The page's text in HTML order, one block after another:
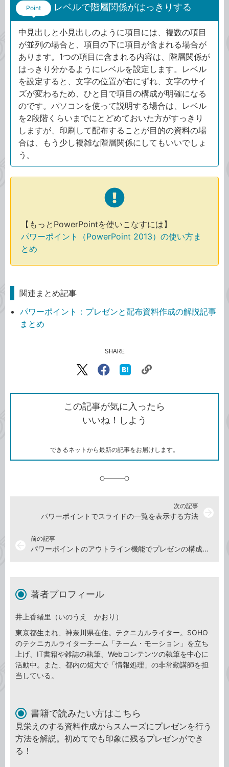
Point レベルで階層関係がはっきりする
中見出しと小見出しのように項目には、複数の項目
が並列の場合と、項目の下に項目が含まれる場合が
あります。1つの項目に含まれる内容は、階層関係が
はっきり分かるようにレベルを設定します。レベル
を設定すると、文字の位置が右にずれ、文字のサイ
ズが変わるため、ひと目で項目の構成が明確になる
のです。パソコンを使って説明する場合は、レベル
を2段階くらいまでにとどめておいた方がすっきり
しますが、印刷して配布することが目的の資料の場
合は、もう少し複雑な階層関係にしてもいいでしょ
う。
【もっとPowerPointを使いこなすには】
パワーポイント（PowerPoint 2013）の使い方ま
とめ
関連まとめ記事
パワーポイント：プレゼンと配布資料作成の解説記事
まとめ
SHARE
X（旧
で
シ
ェ
ア
Facebook
シ
ェ
ア
な
ッ
ク
ク
ク
を
コ
この記事が気に入ったら
いいね！しよう
できるネットから最新の記事をお届けします。
前の記事
パワーポイントのアウトライン機能でプレゼンの構成を組み立てる方法
次の記事
パワーポイントでスライドの一覧を表示する方法
著者プロフィール
井上香緒里（いのうえ かおり）
東京都生まれ、神奈川県在住。テクニカルライター。SOHO
のテクニカルライターチーム「チーム・モーション」を立ち
上げ、IT書籍や雑誌の執筆、Webコンテンツの執筆を中心に
活動中。また、都内の短大で「情報処理」の非常勤講師を担
当している。
書籍で読みたい方はこちら
見栄えのする資料作成からスムーズにプレゼンを行う
方法を解説。初めてでも印象に残るプレゼンができ
る！